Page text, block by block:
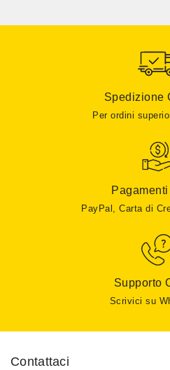
Spedizione
Per ordini
PayPal, Carta di
Supporto
Scrivici su
Contattaci